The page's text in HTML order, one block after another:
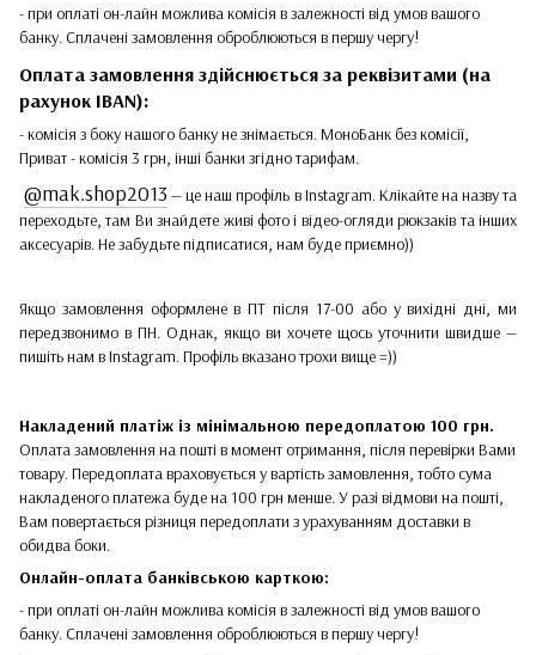
- при оплаті он-лайн можлива комісія в залежності від умов вашого
банку. Сплачені замовлення оброблюються в першу чергу!
Оплата замовлення здійснюється за реквізитами (на
рахунок IBAN):
- комісія з боку нашого банку не знімається. МоноБанк без комісії,
Приват - комісія 3 грн, інші банки згідно тарифам.
@mak.shop2013 — це наш профіль в Instagram. Клікайте на назву та
переходьте, там Ви знайдете живі фото і відео-огляди рюкзаків та інших
аксесуарів. Не забудьте підписатися, нам буде приємно))
Якщо замовлення оформлене в ПТ після 17-00 або у вихідні дні, ми
передзвонимо в ПН. Однак, якщо ви хочете щось уточнити швидше —
пишіть нам в Instagram. Профіль вказано трохи вище =))
Накладений платіж із мінімальною передоплатою 100 грн.
Оплата замовлення на пошті в момент отримання, після перевірки Вами
товару. Передоплата враховується у вартість замовлення, тобто сума
накладеного платежа буде на 100 грн менше. У разі відмови на пошті,
Вам повертається різниця передоплати з урахуванням доставки в
обидва боки.
Онлайн-оплата банківською карткою:
- при оплаті он-лайн можлива комісія в залежності від умов вашого
банку. Сплачені замовлення оброблюються в першу чергу!